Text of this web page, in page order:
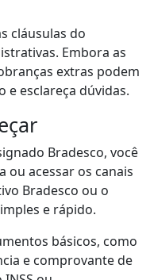
cláusulas do
Embora as
extras podem
e esclareça dúvidas.
Bradesco, você
ou acessar os canais
Bradesco ou o
e rápido.
básicos, como
e comprovante de